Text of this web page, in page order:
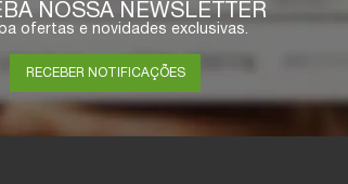
NOSSA NEWSLETTER
ofertas e novidades exclusivas.
RECEBER NOTIFICAÇÕES